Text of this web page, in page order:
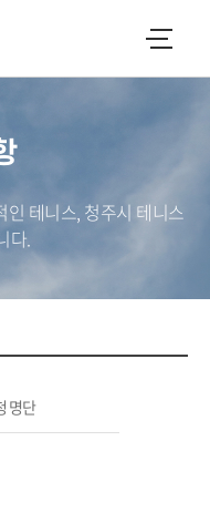
테니스, 청주시 테니스
다.
명단